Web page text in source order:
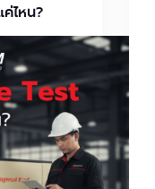
ไหน?